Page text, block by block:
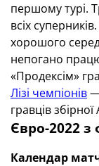
першому турі.
всіх
хорошого
непогано
«Продексім»
Лізі чемпіонів—
гравців збірної
Євро-2022 з
Календар